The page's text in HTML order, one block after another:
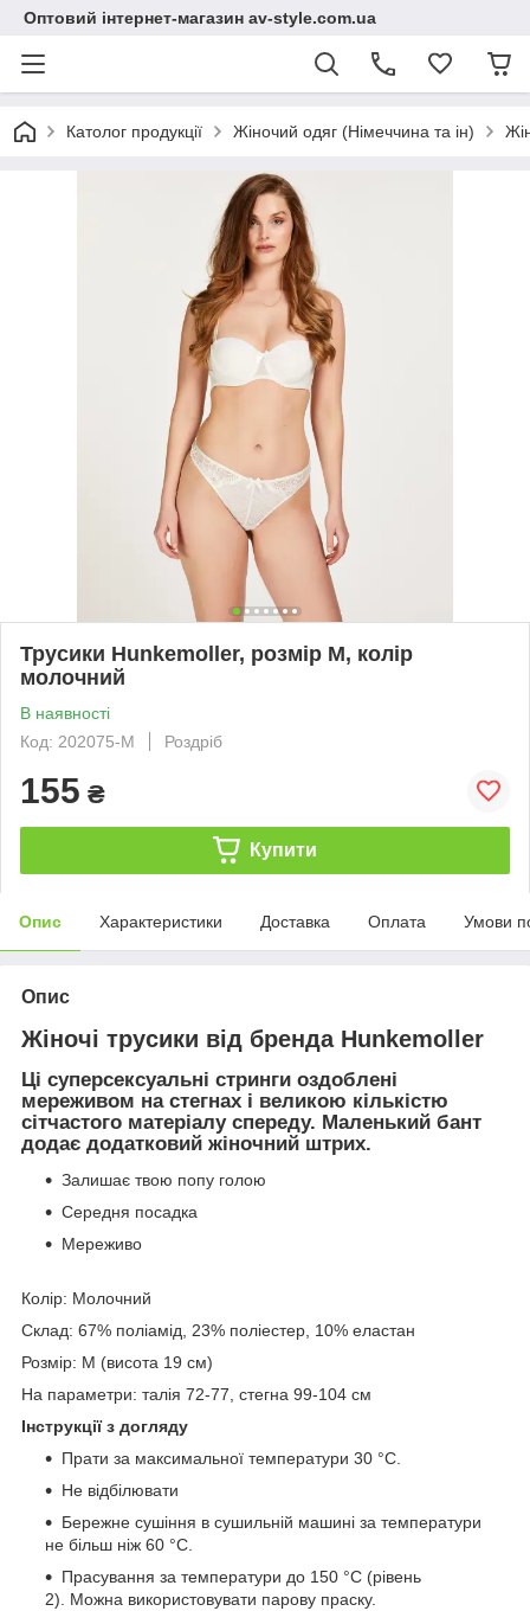
Оптовий інтернет-магазин av-style.com.ua
Католог продукції Жіночий одяг (Німеччина та ін)
Трусики Hunkemoller, розмір M, колір
молочний
В наявності
Код: 202075-M
Роздріб
155 ₴
Купити
Опис Характеристики Доставка Оплата Умови
Опис
Жіночі трусики від бренда Hunkemoller
Ці суперсексуальні стринги оздоблені
мереживом на стегнах і великою кількістю
сітчастого матеріалу спереду. Маленький бант
додає додатковий жіночний штрих.
Залишає твою попу голою
Середня посадка
Мереживо
Колір: Молочний
Склад: 67% поліамід, 23% поліестер, 10% еластан
Розмір: M (висота 19 см)
На параметри: талія 72-77, стегна 99-104 см
Інструкції з догляду
Прати за максимальної температури 30 °C.
Не відбілювати
Бережне сушіння в сушильній машині за температури
не більш ніж 60 °C.
Прасування за температури до 150 °C (рівень
2). Можна використовувати парову праску.